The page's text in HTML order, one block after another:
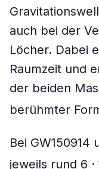
auch bei der
Löcher. Dabei
Raumzeit und
der beiden
berühmter
Bei GW150914
jeweils rund 6 ·